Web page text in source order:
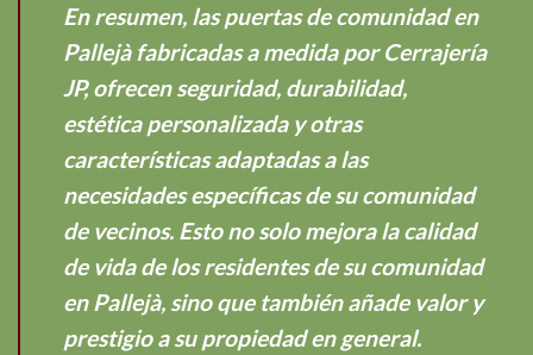
En resumen, las puertas de comunidad en
Pallejà fabricadas a medida por Cerrajería
JP, ofrecen seguridad, durabilidad,
estética personalizada y otras
características adaptadas a las
necesidades específicas de su comunidad
de vecinos. Esto no solo mejora la calidad
de vida de los residentes de su comunidad
en Pallejà, sino que también añade valor y
prestigio a su propiedad en general.